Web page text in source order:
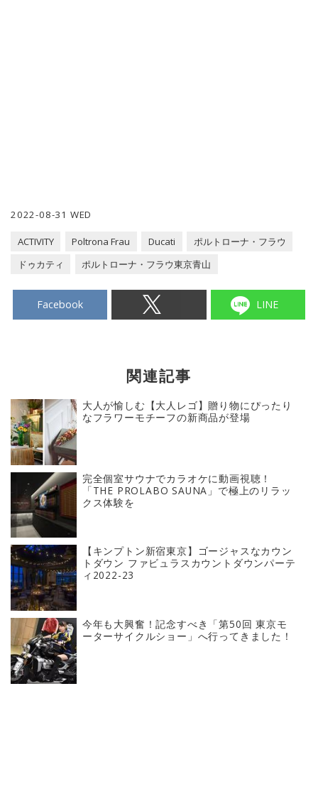
2022-08-31 WED
ACTIVITY Poltrona Frau Ducati
ポルトローナ・フラウ
ドゥカティ
ポルトローナ・フラウ東京青山
Facebook LINE
関連記事
大人が愉しむ【大人レゴ】贈り物にぴったり
なフラワーモチーフの新商品が登場
完全個室サウナでカラオケに動画視聴！
「THE PROLABO SAUNA」で極上のリラッ
クス体験を
【キンプトン新宿東京】ゴージャスなカウン
トダウン ファビュラスカウントダウンパーテ
ィ2022-23
今年も大興奮！記念すべき「第50回 東京モ
ーターサイクルショー」へ行ってきました！